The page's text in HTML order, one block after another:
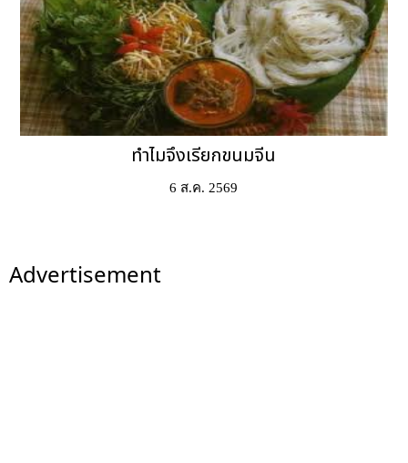
ทำไมจึงเรียกขนมจีน
6 ส.ค. 2569
Advertisement